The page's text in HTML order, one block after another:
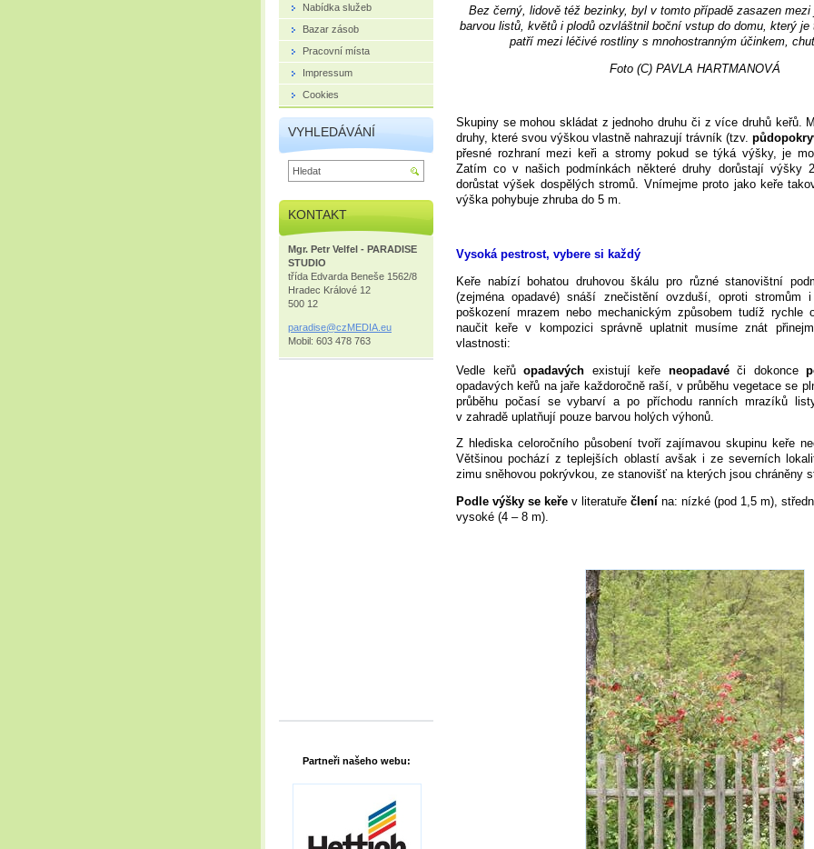
Bez černý, lidově též bezinky, byl v tomto případě zasazen mezi
barvou listů, květů i plodů ozvláštnil boční vstup do domu, který je
patří mezi léčivé rostliny s mnohostranným účinkem,
Foto (C) PAVLA HARTMANOVÁ
Skupiny se mohou skládat z jednoho druhu či z více druhů keřů.
druhy, které svou výškou vlastně nahrazují trávník (tzv.
přesné rozhraní mezi keři a stromy pokud se týká výšky, je
Zatím co v našich podmínkách některé druhy dorůstají výšky
dorůstat výšek dospělých stromů. Vnímejme proto jako keře
výška pohybuje zhruba do 5 m.
Vysoká pestrost, vybere si každý
Keře nabízí bohatou druhovou škálu pro různé stanovištní
(zejména opadavé) snáší znečistění ovzduší, oproti stromům
poškození mrazem nebo mechanickým způsobem tudíž rychle
naučit keře v kompozici správně uplatnit musíme znát
vlastnosti:
Vedle keřůopadavých existují keře neopadavéči dokonce
opadavých keřů na jaře každoročně raší, v průběhu vegetace se
průběhu počasí se vybarví a po příchodu ranních mrazíků
v zahradě uplatňují pouze barvou holých výhonů.
Z hlediska celoročního působení tvoří zajímavou skupinu keře
Většinou pochází z teplejších oblastí avšak i ze severních
zimu sněhovou pokrývkou, ze stanovišť na kterých jsou chráněny
Podle výšky se keře v literatuře člení na: nízké (pod 1,5 m),
vysoké (4 – 8 m).
Nabídka služeb
Bazar zásob
Pracovní místa
Impressum
Cookies
VYHLEDÁVÁNÍ
KONTAKT
Mgr. Petr Velfel - PARADISE
STUDIO
třída Edvarda Beneše 1562/8
Hradec Králové 12
500 12
paradise@czMEDIA .eu
Mobil: 603 478 763
Partneři našeho webu: